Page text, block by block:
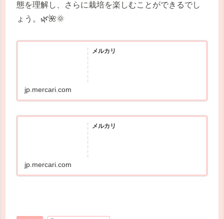
態を理解し、さらに栽培を楽しむことができるでし
ょう。🌿🌺🌞
メルカリ
jp.mercari.com
メルカリ
jp.mercari.com